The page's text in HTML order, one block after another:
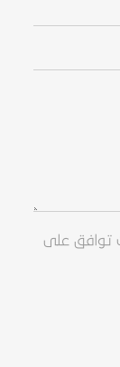
توافق على